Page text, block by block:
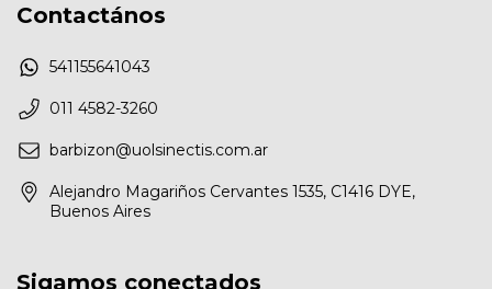
Contactános
541155641043
011 4582-3260
barbizon@uolsinectis.com.ar
Alejandro Magariños Cervantes 1535, C1416 DYE,
Buenos Aires
Sigamos conectados